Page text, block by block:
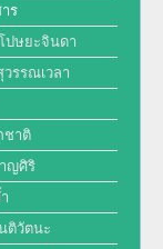
ร
ปษยะจินดา
รรณเวลา
ชาติ
ญศิริ
ติวัตนะ